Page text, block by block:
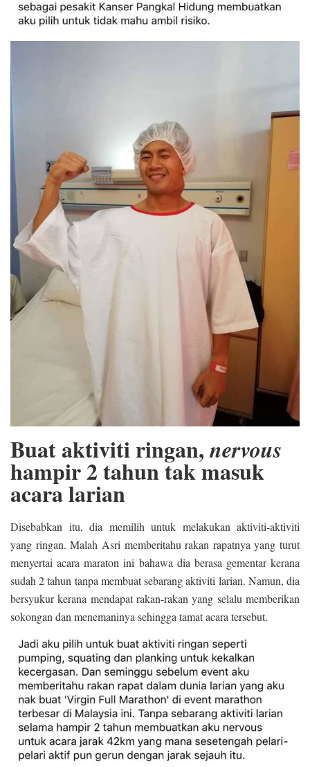
Buat aktiviti ringan, nervous
hampir 2 tahun tak masuk
acara larian
Disebabkan itu, dia memilih untuk melakukan aktiviti-aktiviti
yang ringan. Malah Asri memberitahu rakan rapatnya yang turut
menyertai acara maraton ini bahawa dia berasa gementar kerana
sudah 2 tahun tanpa membuat sebarang aktiviti larian. Namun, dia
bersyukur kerana mendapat rakan-rakan yang selalu memberikan
sokongan dan menemaninya sehingga tamat acara tersebut.